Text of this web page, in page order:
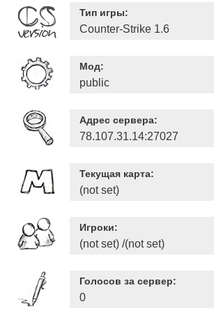
Тип игры:
Counter-Strike 1.6
Мод:
public
Адрес сервера:
78.107.31.14:27027
Текущая карта:
(not set)
Игроки:
(not set) /(not set)
Голосов за сервер:
0